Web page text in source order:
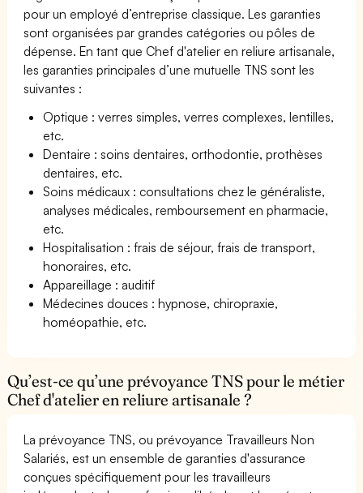
pour un employé d’entreprise classique. Les garanties
sont organisées par grandes catégories ou pôles de
dépense. En tant que Chef d'atelier en reliure artisanale,
les garanties principales d’une mutuelle TNS sont les
suivantes :
Optique : verres simples, verres complexes, lentilles,
etc.
Dentaire : soins dentaires, orthodontie, prothèses
dentaires, etc.
Soins médicaux : consultations chez le généraliste,
analyses médicales, remboursement en pharmacie,
etc.
Hospitalisation : frais de séjour, frais de transport,
honoraires, etc.
Appareillage : auditif
Médecines douces : hypnose, chiropraxie,
homéopathie, etc.
Qu’est-ce qu’une prévoyance TNS pour le métier
Chef d'atelier en reliure artisanale ?
La prévoyance TNS, ou prévoyance Travailleurs Non
Salariés, est un ensemble de garanties d'assurance
conçues spécifiquement pour les travailleurs